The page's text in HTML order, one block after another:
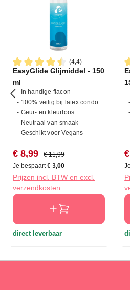
(4,4)
Gemiddelde waardering van
EasyGlide Glijmiddel - 150
ml
- In handige flacon
- 100% veilig bij latex condooms
- Geur- en kleurloos
- Neutraal van smaak
- Geschikt voor Vegans
Verkoopprijs:
€ 8,99 Normale prijs:
€ 11,99
Je bespaart€ 3,00
Prijzen incl. BTW en excl.
verzendkosten
direct leverbaar